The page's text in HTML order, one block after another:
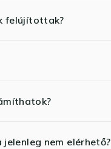
felújítottak?
nem elérhető?